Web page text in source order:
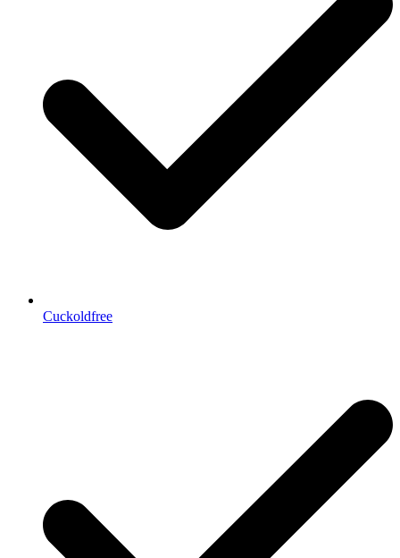
Cuckoldfree